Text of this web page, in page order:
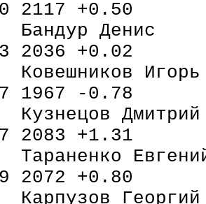
2117 +0.50
2036 +0.02
1967 -0.78
2083 +1.31
2072 +0.80